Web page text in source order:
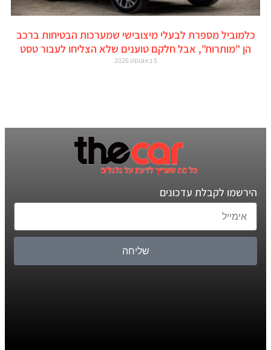
כלמוביל מספרת לבעלי מיצובישי שמערכות הבטיחות ברכב
הן "מותרות", אבל חלקם טוענים שלא הצליחו לעבור טסט
5 באוגוסט 2026
הירשמו לקבלת עדכונים
שליחה